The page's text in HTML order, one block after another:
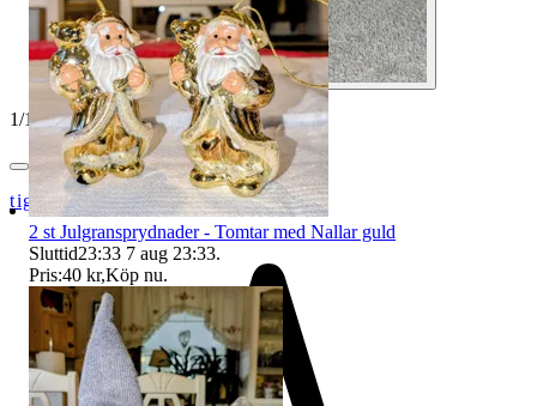
1/10
tigrisbambi
2 st Julgransprydnader - Tomtar med Nallar guld
Sluttid23:33 7 aug 23:33.
Pris:40 kr,Köp nu.